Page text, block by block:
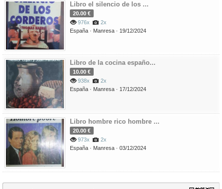
Libro el silencio de los ...
20.00 €
976x
2x
España · Manresa · 19/12/2024
Libro de la cocina españo...
10.00 €
938x
2x
España · Manresa · 17/12/2024
Libro hombre rico hombre ...
20.00 €
973x
2x
España · Manresa · 03/12/2024